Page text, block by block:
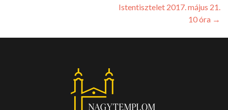
Istentisztelet 2017. május 21.
10 óra →